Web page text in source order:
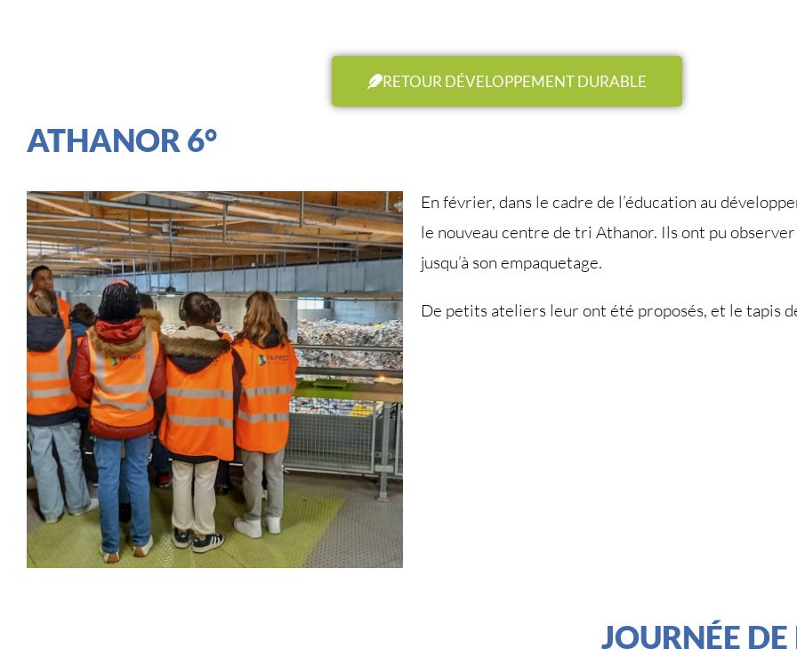
RETOUR DÉVELOPPEMENT DURABLE
ATHANOR 6°
En février, dans le cadre de l’éducation au
le nouveau centre de tri Athanor. Ils ont pu
jusqu’à son empaquetage.
De petits ateliers leur ont été proposés, et le tapis
JOURNÉE DE